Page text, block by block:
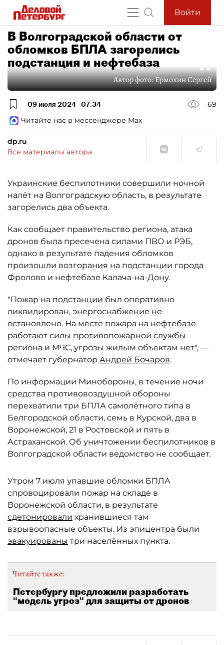
Войти
В Волгоградской области от
обломков БПЛА загорелись
подстанция и нефтебаза
Автор фото:Ермохин Сергей
09 июля 2024 07:34
69
Читайте нас в мессенджере Max
dp.ru
Все материалы автора
Украинские беспилотники совершили ночной
налёт на Волгоградскую область, в результате
загорелись два объекта.
Как сообщает правительство региона, атака
дронов была пресечена силами ПВО и РЭБ,
однако в результате падения обломков
произошли возгорания на подстанции города
Фролово и нефтебазе Калача-на-Дону.
"Пожар на подстанции был оперативно
ликвидирован, энергоснабжение не
остановлено. На месте пожара на нефтебазе
работают силы противопожарной службы
региона и МЧС, угрозы жилым объектам нет", —
отмечает губернатор Андрей Бочаров.
По информации Минобороны, в течение ночи
средства противовоздушной обороны
перехватили три БПЛА самолётного типа в
Белгородской области, семь в Курской, два в
Воронежской, 21 в Ростовской и пять в
Астраханской. Об уничтожении беспилотников в
Волгоградской области ведомство не сообщает.
Утром 7 июля упавшие обломки БПЛА
спровоцировали пожар на складе в
Воронежской области, в результате
сдетонировали хранившиеся там
взрывоопасные объекты. Из эпицентра были
эвакуированы три населённых пункта.
Читайте также:
Петербургу предложили разработать
"модель угроз" для защиты от дронов